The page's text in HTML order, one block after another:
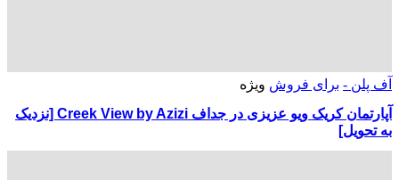
آف پلن - برای فروش ویژه
آپارتمان کریک ویو عزیزی در جداف Creek View by Azizi [نزدیک
به تحویل]